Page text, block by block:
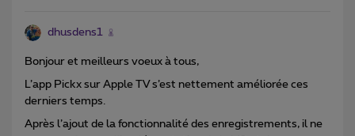
dhusdens1
Bonjour et meilleurs voeux à tous,
L’app Pickx sur Apple TV s’est nettement améliorée ces
derniers temps.
Après l’ajout de la fonctionnalité des enregistrements, il ne